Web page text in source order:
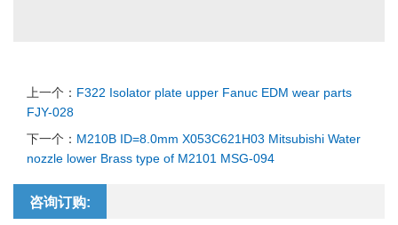
上一个： F322 Isolator plate upper Fanuc EDM wear parts
FJY-028
下一个： M210B ID=8.0mm X053C621H03 Mitsubishi Water
nozzle lower Brass type of M2101 MSG-094
咨询订购: